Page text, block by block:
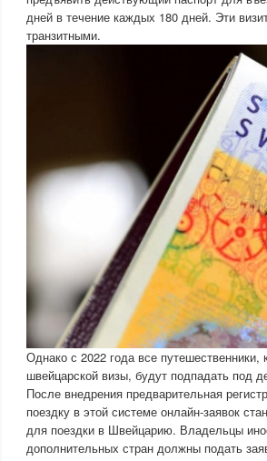
дней в течение каждых 180 дней. Эти
транзитными.
Однако с 2022 года все
швейцарской визы, будут подпадать под
После внедрения предварительная
поездку в этой системе онлайн-заявок
для поездки в Швейцарию. Владельцы
дополнительных стран должны подать